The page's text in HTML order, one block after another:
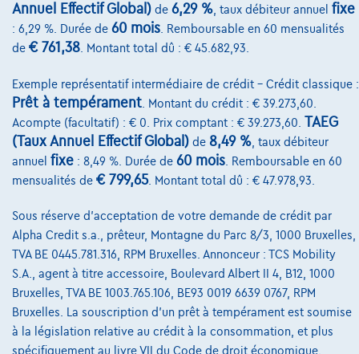
Annuel Effectif Global) de 6,29 % , taux débiteur annuel fixe
: 6,29 %. Durée de 60 mois . Remboursable en 60 mensualités
de € 761,38 . Montant total dû : € 45.682,93.
Exemple représentatif intermédiaire de crédit – Crédit classique :
Prêt à tempérament . Montant du crédit : € 39.273,60.
Acompte (facultatif) : € 0. Prix comptant : € 39.273,60. TAEG
(Taux Annuel Effectif Global) de 8,49 % , taux débiteur
annuel fixe : 8,49 %. Durée de 60 mois . Remboursable en 60
mensualités de € 799,65. Montant total dû : € 47.978,93.
Sous réserve d'acceptation de votre demande de crédit par
Alpha Credit s.a., prêteur, Montagne du Parc 8/3, 1000 Bruxelles,
TVA BE 0445.781.316, RPM Bruxelles. Annonceur : TCS Mobility
S.A., agent à titre accessoire, Boulevard Albert II 4, B12, 1000
Bruxelles, TVA BE 1003.765.106, BE93 0019 6639 0767, RPM
Bruxelles. La souscription d'un prêt à tempérament est soumise
à la législation relative au crédit à la consommation, et plus
spécifiquement au livre VII du Code de droit économique.
Sur Nous
Devenez client
Charte de qualité
Nos dealers
Nos partenaires
Contact
@2024 TCS Mobility SA/NV Copyright
Conditions Générales